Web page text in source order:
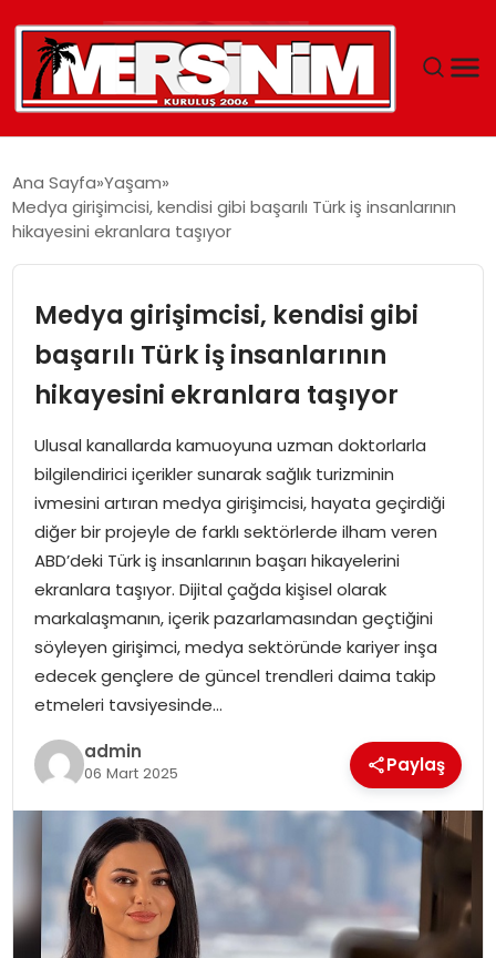
YAŞAM
EĞITIM
SPOR
EKONOMI
MAGAZIN
DÜNYA
OTOMOBIL
Ana Sayfa Yaşam
Medya girişimcisi, kendisi gibi başarılı Türk iş insanlarının
hikayesini ekranlara taşıyor
Medya girişimcisi, kendisi gibi
başarılı Türk iş insanlarının
hikayesini ekranlara taşıyor
Ulusal kanallarda kamuoyuna uzman doktorlarla
bilgilendirici içerikler sunarak sağlık turizminin
ivmesini artıran medya girişimcisi, hayata geçirdiği
diğer bir projeyle de farklı sektörlerde ilham veren
ABD’deki Türk iş insanlarının başarı hikayelerini
ekranlara taşıyor. Dijital çağda kişisel olarak
markalaşmanın, içerik pazarlamasından geçtiğini
söyleyen girişimci, medya sektöründe kariyer inşa
edecek gençlere de güncel trendleri daima takip
etmeleri tavsiyesinde…
admin
06 Mart 2025 Paylaş